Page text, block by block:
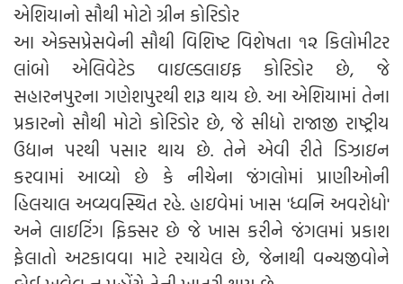
એશિયાનો સૌથી મોટો ગ્રીન કોરિડોર
આ એક્સપ્રેસવેની સૌથી વિશિષ્ટ વિશેષતા ૧૨ કિલોમીટર
લાંબો એલિવેટેડ વાઇલ્ડલાઇફ કોરિડોર છે, જે
સહારનપુરના ગણેશપુરથી શરૂ થાય છે. આ એશિયામાં તેના
પ્રકારનો સૌથી મોટો કોરિડોર છે, જે સીધો રાજાજી રાષ્ટ્રીય
ઉદ્યાન પરથી પસાર થાય છે. તેને એવી રીતે ડિઝાઇન
કરવામાં આવ્યો છે કે નીચેના જંગલોમાં પ્રાણીઓની
હિલચાલ અવ્યવસ્થિત રહે. હાઇવેમાં ખાસ 'ધ્વનિ અવરોધો'
અને લાઇટિંગ ફિક્સર છે જે ખાસ કરીને જંગલમાં પ્રકાશ
ફેલાતો અટકાવવા માટે રચાયેલ છે, જેનાથી વન્યજીવોને